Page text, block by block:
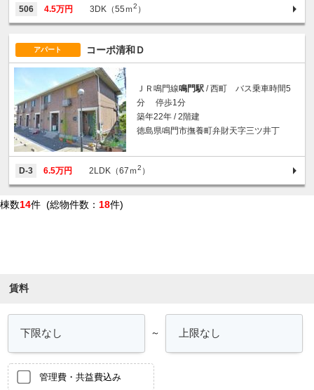
506 4.5万円 3DK（55ｍ2 ）
アパート コーポ清和Ｄ
ＪＲ鳴門線鳴門駅 / 西町 バス乗車時間5
分 停歩1分
築年22年 / 2階建
徳島県鳴門市撫養町弁財天字三ツ井丁
D-3 6.5万円 2LDK（67ｍ2 ）
棟数14件 (総物件数： 18件)
賃料
～
管理費・共益費込み